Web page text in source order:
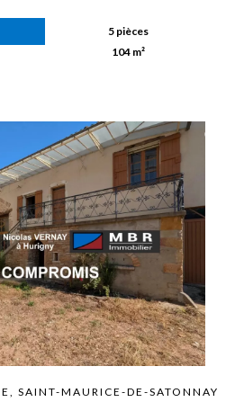
5 pièces
104 m²
SAINT-MAURICE-DE-SATONNAY